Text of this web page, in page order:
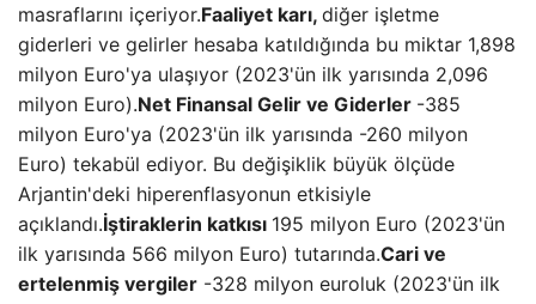
masraflarını içeriyor.Faaliyet karı, diğer işletme
giderleri ve gelirler hesaba katıldığında bu miktar 1,898
milyon Euro'ya ulaşıyor (2023'ün ilk yarısında 2,096
milyon Euro).Net Finansal Gelir ve Giderler -385
milyon Euro'ya (2023'ün ilk yarısında -260 milyon
Euro) tekabül ediyor. Bu değişiklik büyük ölçüde
Arjantin'deki hiperenflasyonun etkisiyle
açıklandı.İştiraklerin katkısı 195 milyon Euro (2023'ün
ilk yarısında 566 milyon Euro) tutarında.Cari ve
ertelenmiş vergiler -328 milyon euroluk (2023'ün ilk